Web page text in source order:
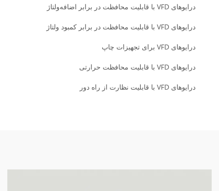
درایوهای VFD با قابلیت محافظت در برابر اضافه‌ولتاژ
درایوهای VFD با قابلیت محافظت در برابر کمبود ولتاژ
درایوهای VFD برای تجهیزات چاپ
درایوهای VFD با قابلیت محافظت حرارتی
درایوهای VFD با قابلیت نظارت از راه دور